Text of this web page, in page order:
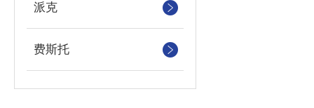
派克
费斯托